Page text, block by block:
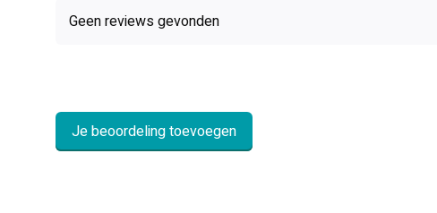
Geen reviews gevonden
Je beoordeling toevoegen